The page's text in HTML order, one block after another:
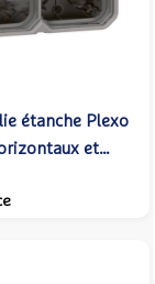
étanche Plexo
et
cloison avec 4
- Gris -